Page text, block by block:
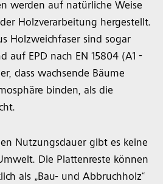
werden auf natürliche Weise
Holzverarbeitung hergestellt.
Holzweichfaser sind sogar
auf EPD nach EN 15804 (A1 -
dass wachsende Bäume
binden, als die
Nutzungsdauer gibt es keine
Die Plattenreste können
als „Bau- und Abbruchholz“